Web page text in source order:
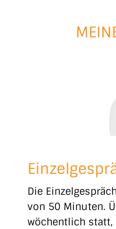
Die
von 50 Minuten.
wöchentlich statt,